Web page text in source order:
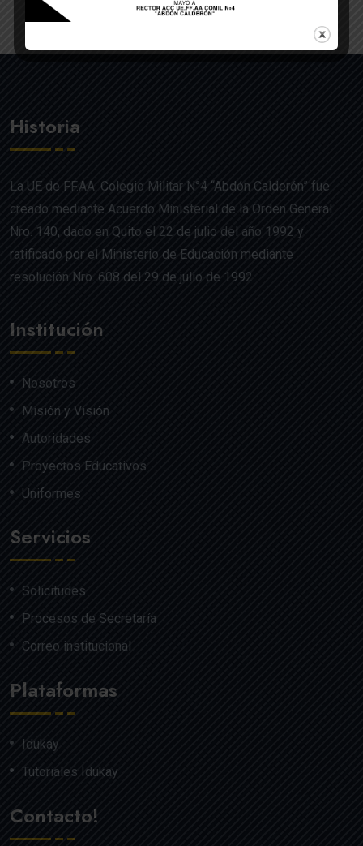
Historia
La UE de FF.AA. Colegio Militar N°4 “Abdón Calderón” fue
creado mediante Acuerdo Ministerial de la Orden General
Nro. 140, dado en Quito el 22 de julio del año 1992 y
ratificado por el Ministerio de Educación mediante
resolución Nro. 608 del 29 de julio de 1992.
Institución
Nosotros
Misión y Visión
Autoridades
Proyectos Educativos
Uniformes
Servicios
Solicitudes
Procesos de Secretaría
Correo institucional
Plataformas
Idukay
Tutoriales Idukay
Contacto!